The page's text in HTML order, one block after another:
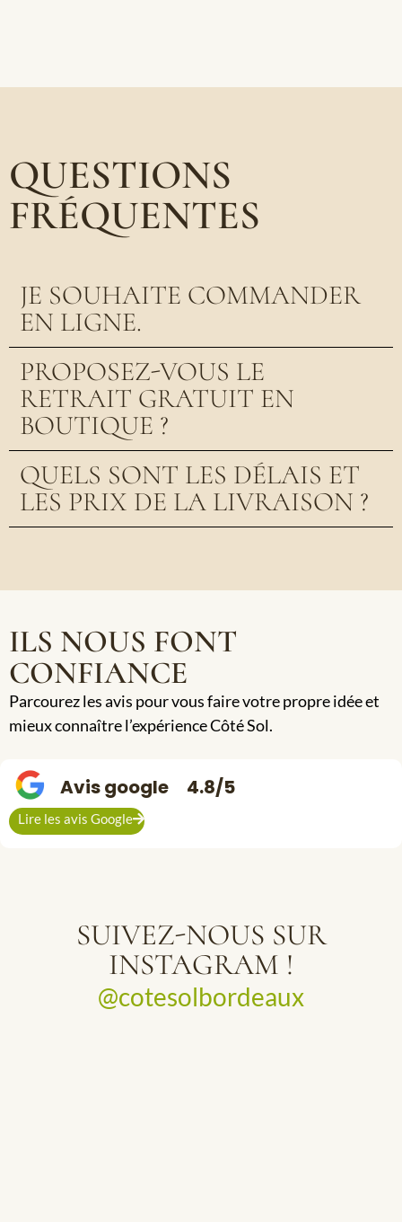
QUESTIONS
FRÉQUENTES
JE SOUHAITE COMMANDER
EN LIGNE.
PROPOSEZ-VOUS LE
RETRAIT GRATUIT EN
BOUTIQUE ?
QUELS SONT LES DÉLAIS ET
LES PRIX DE LA LIVRAISON ?
ILS NOUS FONT
CONFIANCE
Parcourez les avis pour vous faire votre propre idée et
mieux connaître l’expérience Côté Sol.
Avis google 4.8/5
Lire les avis Google
SUIVEZ-NOUS SUR
INSTAGRAM !
@cotesolbordeaux